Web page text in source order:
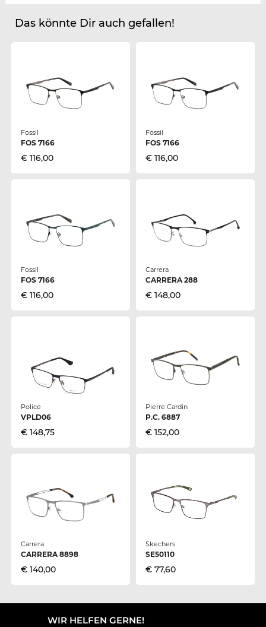
Das könnte Dir auch gefallen!
Fossil
FOS 7166
€ 116,00
Fossil
FOS 7166
€ 116,00
Fossil
FOS 7166
€ 116,00
Carrera
CARRERA 288
€ 148,00
Police
VPLD06
€ 148,75
Pierre Cardin
P.C. 6887
€ 152,00
Carrera
CARRERA 8898
€ 140,00
Skechers
SE50110
€ 77,60
WIR HELFEN GERNE!